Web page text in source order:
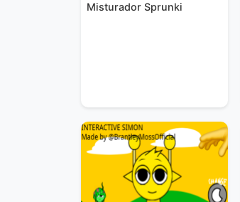
Misturador Sprunki